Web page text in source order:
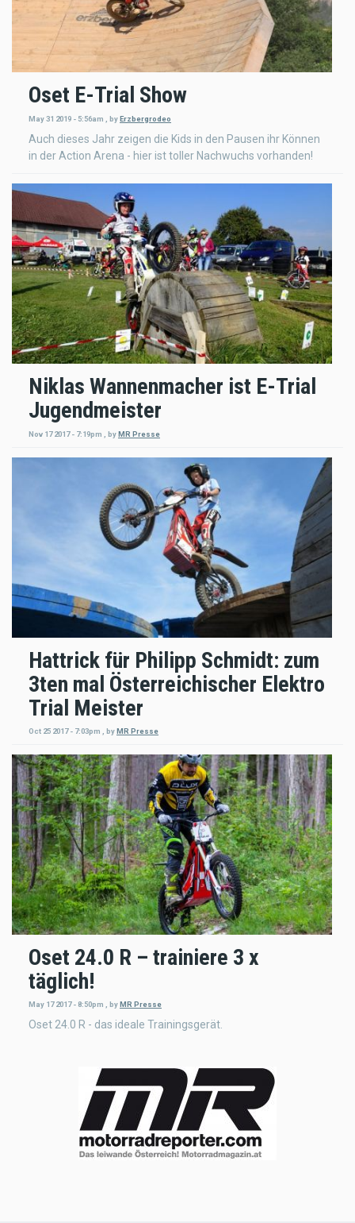
Oset E-Trial Show
May 31 2019 - 5:56am byErzbergrodeo
Auch dieses Jahr zeigen die Kids in den Pausen ihr Können
in der Action Arena - hier ist toller Nachwuchs vorhanden!
Niklas Wannenmacher ist E-Trial
Jugendmeister
Nov 17 2017 - 7:19pm byMR Presse
Hattrick für Philipp Schmidt: zum
3ten mal Österreichischer Elektro
Trial Meister
Oct 25 2017 - 7:03pm byMR Presse
Oset 24.0 R – trainiere 3 x
täglich!
May 17 2017 - 8:50pm , byMR Presse
Oset 24.0 R - das ideale Trainingsgerät.